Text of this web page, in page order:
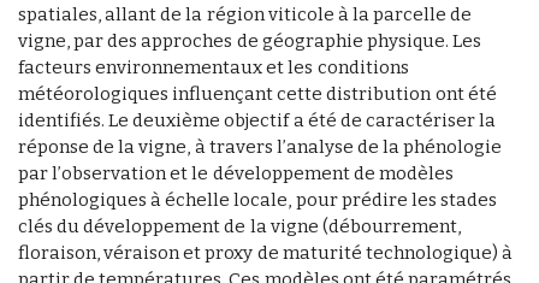
spatiales, allant de la région viticole à la parcelle de
vigne, par des approches de géographie physique. Les
facteurs environnementaux et les conditions
météorologiques influençant cette distribution ont été
identifiés. Le deuxième objectif a été de caractériser la
réponse de la vigne, à travers l’analyse de la phénologie
par l’observation et le développement de modèles
phénologiques à échelle locale, pour prédire les stades
clés du développement de la vigne (débourrement,
floraison, véraison et proxy de maturité technologique) à